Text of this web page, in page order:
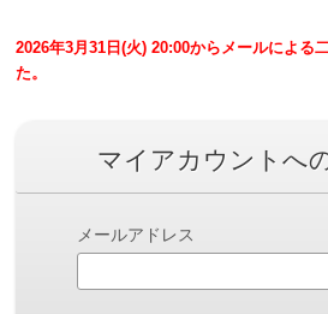
2026年3月31日(火) 20:00からメールによる
た。
マイアカウントへ
メールアドレス